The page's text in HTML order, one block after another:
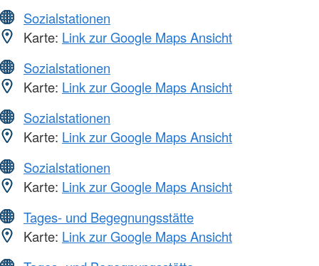
Sozialstationen
Karte: Link zur Google Maps Ansicht
Sozialstationen
Karte: Link zur Google Maps Ansicht
Sozialstationen
Karte: Link zur Google Maps Ansicht
Sozialstationen
Karte: Link zur Google Maps Ansicht
Tages- und Begegnungsstätte
Karte: Link zur Google Maps Ansicht